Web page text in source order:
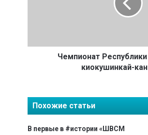
т
у
л
и
Чемпионат Республики
киокушинкай-
Похожие статьи
В первые в #истории «ШВСМ